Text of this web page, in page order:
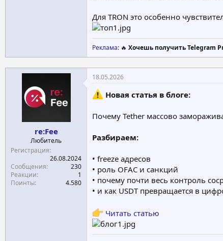
Для TRON это особенно
Реклама: 🔥 Хочешь получить Telegram
re:Fee
Любитель
Регистрация
26.08.2024
Сообщения
230
Реакции
1
Поинты
4.580
18.05.2026
Новая статья в блоге:
Почему Tether массово
Разбираем:
• freeze адресов
• роль OFAC и санкций
• почему почти весь контроль
• и как USDT превращается в
Читать статью